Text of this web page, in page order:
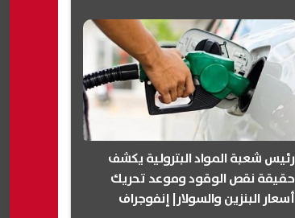
رئيس شعبة المواد البترولية يكشف
حقيقة نقص الوقود وموعد تحريك
أسعار البنزين والسولار| إنفوجراف